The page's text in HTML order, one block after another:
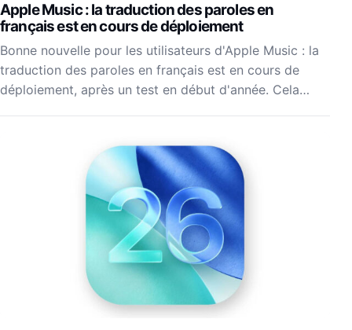
Apple Music : la traduction des paroles en
français est en cours de déploiement
Bonne nouvelle pour les utilisateurs d'Apple Music : la
traduction des paroles en français est en cours de
déploiement, après un test en début d'année. Cela…